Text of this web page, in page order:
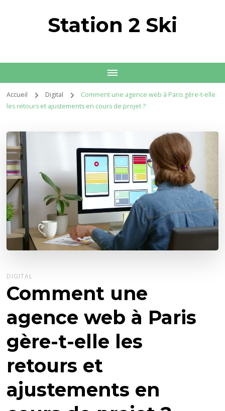
Station 2 Ski
Accueil Digital
Comment une agence web à Paris gère-t-elle
les retours et ajustements en cours de projet ?
DIGITAL
Comment une
agence web à Paris
gère-t-elle les
retours et
ajustements en